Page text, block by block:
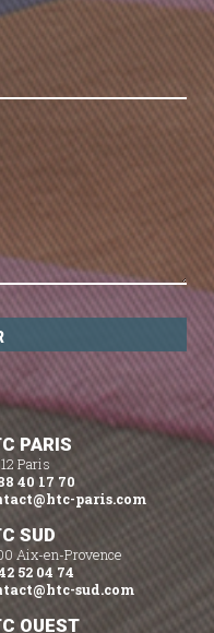
PARIS
Paris
40 17 70
paris.com
SUD
Aix-en-Provence
52 04 74
sud.com
OUEST